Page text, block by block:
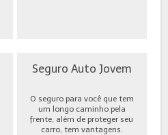
Seguro Auto Jovem
O seguro para você que tem
um longo caminho pela
frente, além de proteger seu
carro, tem vantagens.